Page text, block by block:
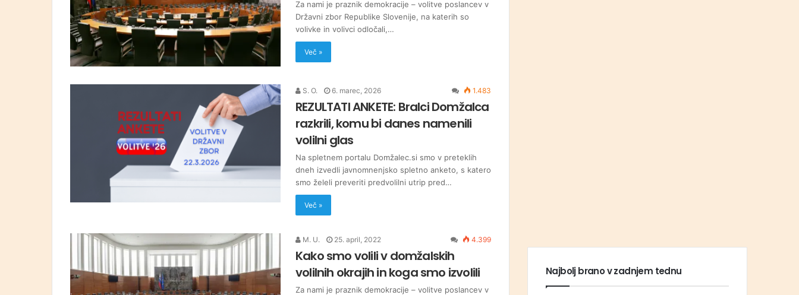
Za nami je praznik demokracije – volitve poslancev v
Državni zbor Republike Slovenije, na katerih so
volivke in volivci odločali,…
Več »
S. O. 6. marec, 2026 1.483
REZULTATI ANKETE: Bralci Domžalca
razkrili, komu bi danes namenili
volilni glas
Na spletnem portalu Domžalec.si smo v preteklih
dneh izvedli javnomnenjsko spletno anketo, s katero
smo želeli preveriti predvolilni utrip pred…
Več »
M. U. 25. april, 2022 4.399
Kako smo volili v domžalskih
volilnih okrajih in koga smo izvolili
Za nami je praznik demokracije – volitve poslancev v
Najbolj brano v zadnjem tednu